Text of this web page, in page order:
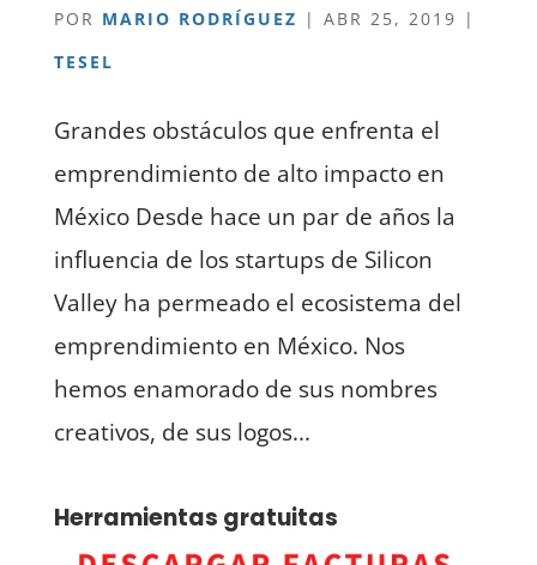
POR MARIO RODRÍGUEZ | ABR 25, 2019 |
TESEL
Grandes obstáculos que enfrenta el
emprendimiento de alto impacto en
México Desde hace un par de años la
influencia de los startups de Silicon
Valley ha permeado el ecosistema del
emprendimiento en México. Nos
hemos enamorado de sus nombres
creativos, de sus logos...
Herramientas gratuitas